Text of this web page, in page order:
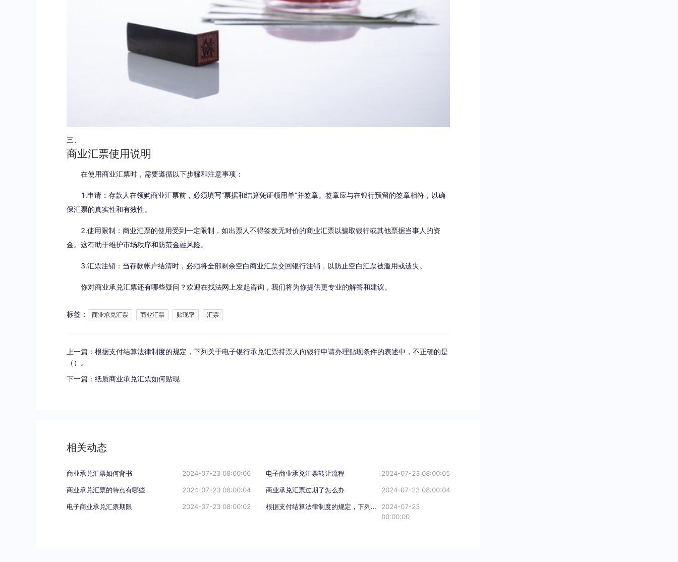
三、
商业汇票使用说明
在使用商业汇票时，需要遵循以下步骤和注意事项：
1.申请：存款人在领购商业汇票前，必须填写“票据和结算凭证领用单”并签章。签章应与在银行预留的签章相符，以确
保汇票的真实性和有效性。
2.使用限制：商业汇票的使用受到一定限制，如出票人不得签发无对价的商业汇票以骗取银行或其他票据当事人的资
金。这有助于维护市场秩序和防范金融风险。
3.汇票注销：当存款帐户结清时，必须将全部剩余空白商业汇票交回银行注销，以防止空白汇票被滥用或遗失。
你对商业承兑汇票还有哪些疑问？欢迎在找法网上发起咨询，我们将为你提供更专业的解答和建议。
标签： 商业承兑汇票 商业汇票 贴现率 汇票
上一篇： 根据支付结算法律制度的规定，下列关于电子银行承兑汇票持票人向银行申请办理贴现条件的表述中，不正确的是
（）。
下一篇： 纸质商业承兑汇票如何贴现
相关动态
商业承兑汇票如何背书 2024-07-23 08:00:06 电子商业承兑汇票转让流程 2024-07-23 08:00:05
商业承兑汇票的特点有哪些 2024-07-23 08:00:04 商业承兑汇票过期了怎么办 2024-07-23 08:00:04
电子商业承兑汇票期限 2024-07-23 08:00:02 根据支付结算法律制度的规定，下列关于电子银行承兑汇票持票人向银行申请办理贴现条件的表述中，不正确的是（）。
2024-07-23
00:00:00